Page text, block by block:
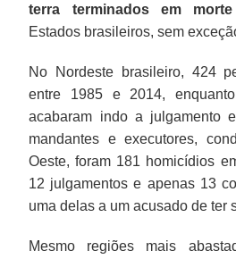
terra terminados em morte
Estados brasileiros, sem
No Nordeste brasileiro, 424
entre 1985 e 2014,
acabaram indo a julgamento
mandantes e executores,
Oeste, foram 181 homicídios
12 julgamentos e apenas 13
uma delas a um acusado de ter
Mesmo regiões mais